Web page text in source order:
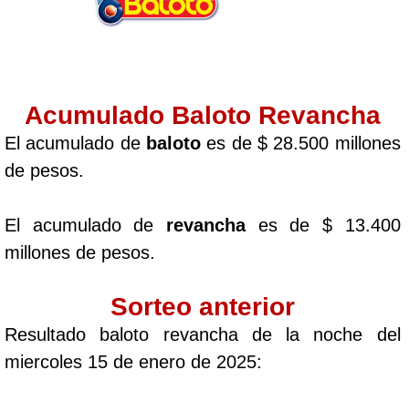
Acumulado Baloto Revancha
El acumulado de balotoes de $ 28.500 millones
de pesos.
El acumulado de revanchaes de $ 13.400
millones de pesos.
Sorteo anterior
Resultado baloto revancha de la noche del
miercoles 15 de enero de 2025: